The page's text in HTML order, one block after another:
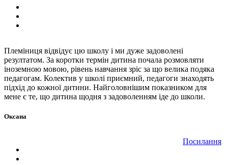
Племіниця відвідує цю школу і ми дуже задоволені
резултатом. За коротки термін дитина почала розмовляти
іноземною мовою, рівень навчання зріс за що велика подяка
педагогам. Колектив у школі приємний, педагоги знаходять
підхід до кожної дитини. Найголовнішим показником для
мене є те, що дитина щодня з задоволенням іде до школи.
Оксана
Посилання